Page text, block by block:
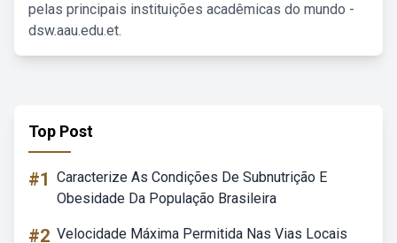
pelas principais instituições acadêmicas do mundo -
dsw.aau.edu.et.
Top Post
#1 Caracterize As Condições De Subnutrição E
Obesidade Da População Brasileira
#2 Velocidade Máxima Permitida Nas Vias Locais